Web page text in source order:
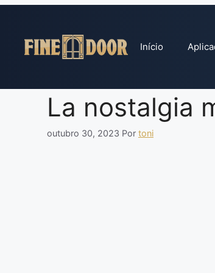
conteúdo
Início
La nostalgia
outubro 30, 2023 Por toni